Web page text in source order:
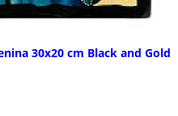
30x20 cm Black and Gold